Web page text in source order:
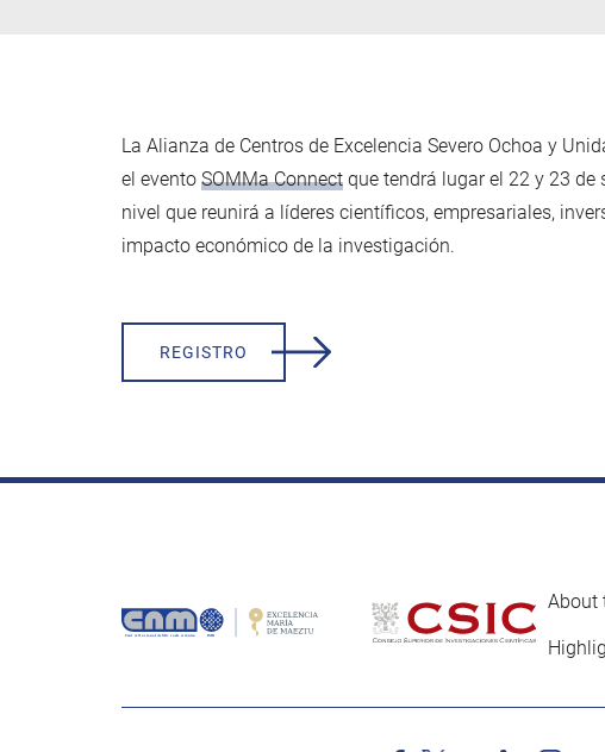
La Alianza de Centros de Excelencia Severo Ochoa y
el evento SOMMa Connect que tendrá lugar el 22 y 23 de
nivel que reunirá a líderes científicos, empresariales,
impacto económico de la investigación.
REGISTRO
About